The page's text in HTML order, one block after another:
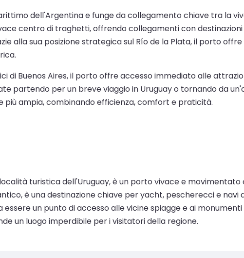
dell'Argentina e funge da collegamento chiave tra la
centro di traghetti, offrendo collegamenti con
alla sua posizione strategica sul Río de la Plata, il porto
di Buenos Aires, il porto offre accesso immediato alle
partendo per un breve viaggio in Uruguay o tornando da
ampia, combinando efficienza, comfort e praticità.
turistica dell'Uruguay, è un porto vivace e
è una destinazione chiave per yacht, pescherecci e
un punto di accesso alle vicine spiagge e ai
un luogo imperdibile per i visitatori della regione.